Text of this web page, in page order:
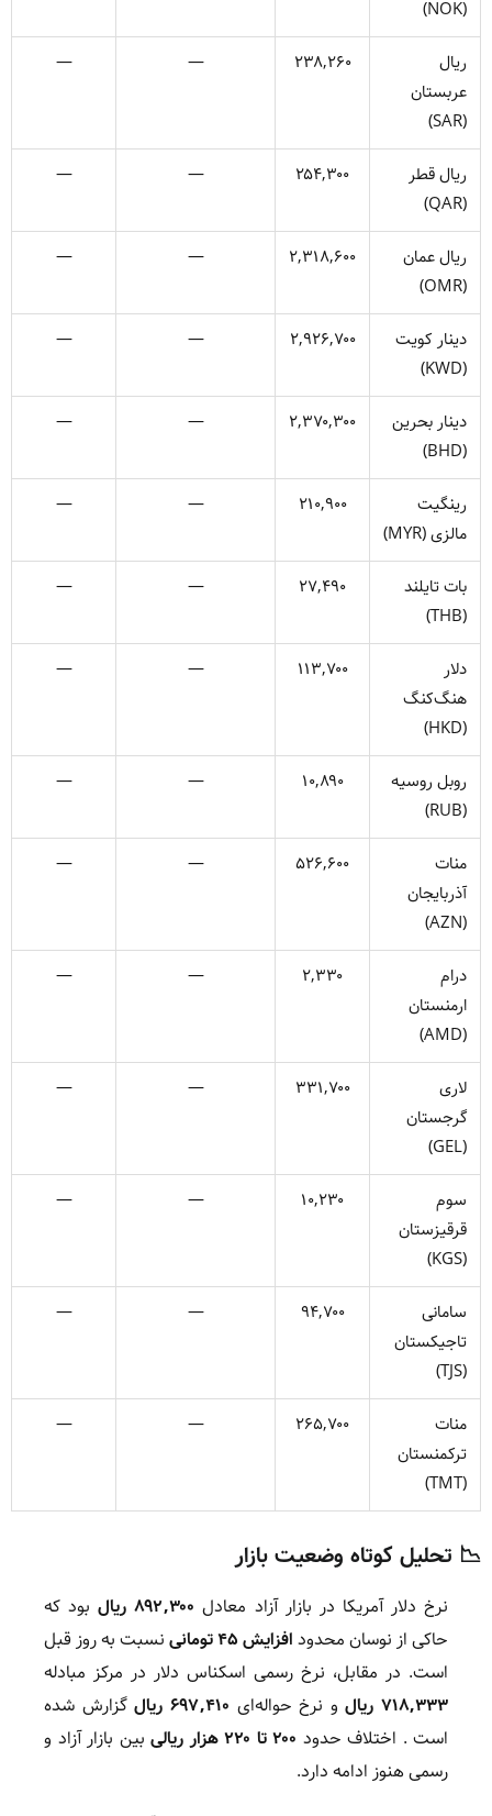
(NOK)
ریال
عربستان
(SAR)
۲۳۸,۲۶۰ —
—
ریال قطر
(QAR)
۲۵۴,۳۰۰ —
—
ریال عمان
(OMR)
۲,۳۱۸,۶۰۰ —
—
دینار کویت
(KWD)
۲,۹۲۶,۷۰۰ —
—
دینار بحرین
(BHD)
۲,۳۷۰,۳۰۰ —
—
رینگیت
مالزی (MYR)
۲۱۰,۹۰۰ —
—
بات تایلند
(THB)
۲۷,۴۹۰ —
—
دلار
هنگ‌کنگ
(HKD)
۱۱۳,۷۰۰ —
—
روبل روسیه
(RUB)
۱۰,۸۹۰ —
—
منات
آذربایجان
(AZN)
۵۲۶,۶۰۰ —
—
درام
ارمنستان
(AMD)
۲,۳۳۰ —
—
لاری
گرجستان
(GEL)
۳۳۱,۷۰۰ —
—
سوم
قرقیزستان
(KGS)
۱۰,۲۳۰ —
—
سامانی
تاجیکستان
(TJS)
۹۴,۷۰۰ —
—
منات
ترکمنستان
(TMT)
۲۶۵,۷۰۰ —
—
📉 تحلیل کوتاه وضعیت بازار
نرخ دلار آمریکا در بازار آزاد معادل ۸۹۲,۳۰۰ ریال
بود که
حاکی از نوسان محدود افزایش ۴۵ تومانی
نسبت به روز قبل
است. در مقابل، نرخ رسمی اسکناس دلار در مرکز مبادله
۷۱۸,۳۳۳ ریال
و نرخ حواله‌ای ۶۹۷,۴۱۰ ریال
گزارش شده
است . اختلاف حدود ۲۰۰ تا ۲۲۰ هزار ریالی
بین بازار آزاد و
رسمی هنوز ادامه دارد.